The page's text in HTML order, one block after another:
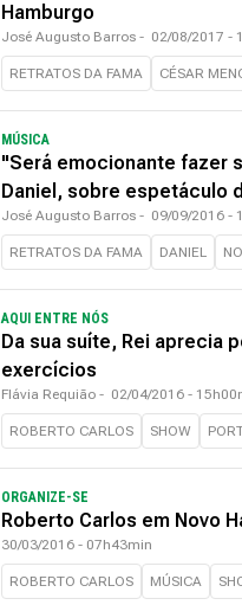
Hamburgo
José Augusto Barros - 02/08/2017 -
RETRATOS DA FAMA CÉSAR
MÚSICA
"Será emocionante fazer
Daniel, sobre espetáculo
José Augusto Barros - 09/09/2016 -
RETRATOS DA FAMA DANIEL
AQUI ENTRE NÓS
Da sua suíte, Rei aprecia
exercícios
Flávia Requião - 02/04/2016 -
ROBERTO CARLOS SHOW
ORGANIZE-SE
Roberto Carlos em Novo
30/03/2016 - 07h43min
ROBERTO CARLOS MÚSICA